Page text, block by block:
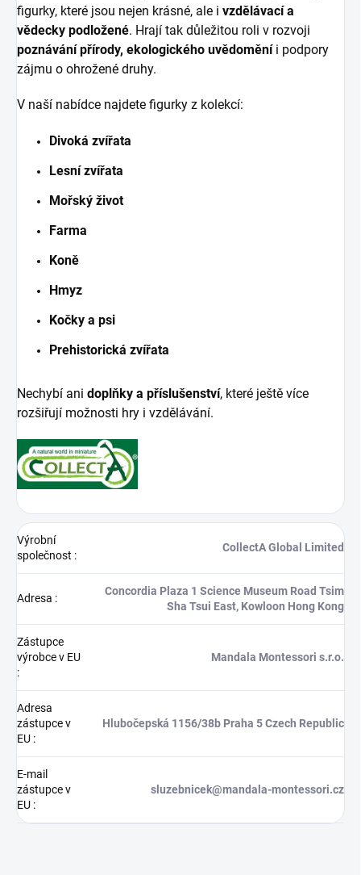
figurky, které jsou nejen krásné, ale i vzdělávací a
vědecky podložené. Hrají tak důležitou roli v rozvoji
poznávání přírody, ekologického uvědoměníi podpory
zájmu o ohrožené druhy.
V naší nabídce najdete figurky z kolekcí:
Divoká zvířata
Lesní zvířata
Mořský život
Farma
Koně
Hmyz
Kočky a psi
Prehistorická zvířata
Nechybí ani doplňky a příslušenství, které ještě více
rozšiřují možnosti hry i vzdělávání.
Výrobní
společnost :
CollectA Global Limited
Adresa :
Concordia Plaza 1 Science Museum Road Tsim
Sha Tsui East, Kowloon Hong Kong
Zástupce
výrobce v EU
:
Mandala Montessori s.r.o.
Adresa
zástupce v
EU :
Hlubočepská 1156/38b Praha 5 Czech Republic
E-mail
zástupce v
EU :
sluzebnicek@mandala-montessori.cz